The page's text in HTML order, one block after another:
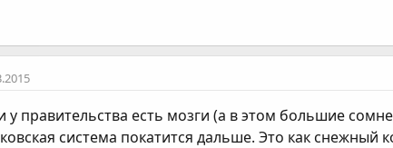
у правительства есть мозги (а в этом большие
система покатится дальше. Это как снежный